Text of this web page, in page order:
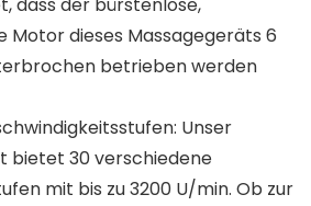
dass der bürstenlose,
dieses Massagegeräts 6
betrieben werden
Unser
bietet 30 verschiedene
mit bis zu 3200 U/min. Ob zur